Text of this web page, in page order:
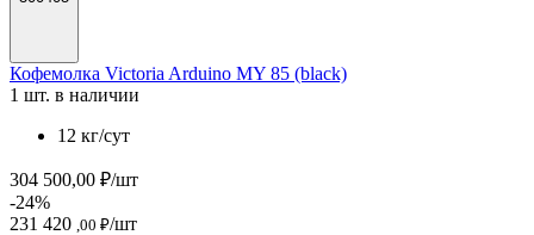
Кофемолка Victoria Arduino MY 85 (black)
1 шт. в наличии
12 кг/сут
304 500,00 ₽/шт
-24%
231 420 ,00 ₽/шт